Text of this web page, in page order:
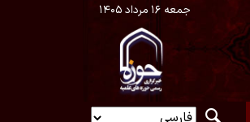
جمعه ۱۶ مرداد ۱۴۰۵